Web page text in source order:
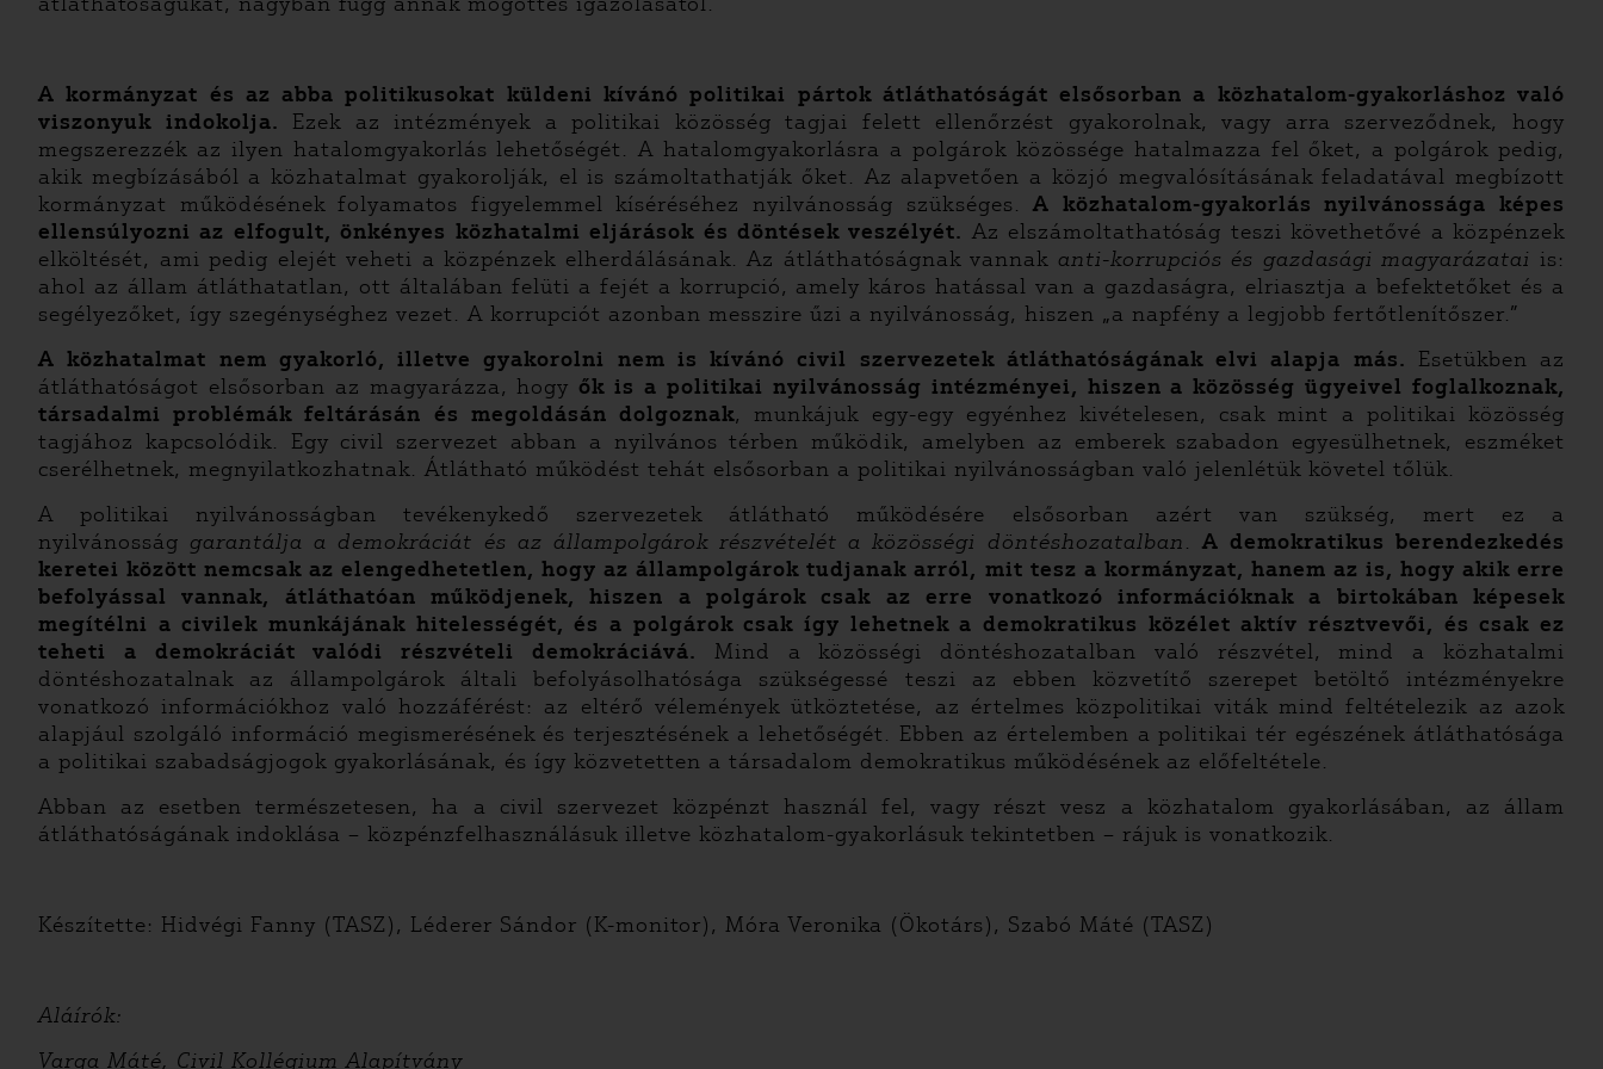
A kormányzat és az abba politikusokat küldeni kívánó politikai pártok átláthatóságát elsősorban a közhatalom-gyakorláshoz való
viszonyuk indokolja. Ezek az intézmények a politikai közösség tagjai felett ellenőrzést gyakorolnak, vagy arra szerveződnek, hogy
megszerezzék az ilyen hatalomgyakorlás lehetőségét. A hatalomgyakorlásra a polgárok közössége hatalmazza fel őket, a polgárok pedig,
akik megbízásából a közhatalmat gyakorolják, el is számoltathatják őket. Az alapvetően a közjó megvalósításának feladatával megbízott
kormányzat működésének folyamatos figyelemmel kíséréséhez nyilvánosság szükséges.A közhatalom-gyakorlás nyilvánossága képes
ellensúlyozni az elfogult, önkényes közhatalmi eljárások és döntések veszélyét. Az elszámoltathatóság teszi követhetővé a közpénzek
elköltését, ami pedig elejét veheti a közpénzek elherdálásának. Az átláthatóságnak vannak anti-korrupciós és gazdasági magyarázatai is:
ahol az állam átláthatatlan, ott általában felüti a fejét a korrupció, amely káros hatással van a gazdaságra, elriasztja a befektetőket és a
segélyezőket, így szegénységhez vezet. A korrupciót azonban messzire űzi a nyilvánosság, hiszen „a napfény a legjobb fertőtlenítőszer.”
A közhatalmat nem gyakorló, illetve gyakorolni nem is kívánó civil szervezetek átláthatóságának elvi alapja más. Esetükben az
átláthatóságot elsősorban az magyarázza, hogy ők is a politikai nyilvánosság intézményei, hiszen a közösség ügyeivel foglalkoznak,
társadalmi problémák feltárásán és megoldásán dolgoznak, munkájuk egy-egy egyénhez kivételesen, csak mint a politikai közösség
tagjához kapcsolódik. Egy civil szervezet abban a nyilvános térben működik, amelyben az emberek szabadon egyesülhetnek, eszméket
cserélhetnek, megnyilatkozhatnak. Átlátható működést tehát elsősorban a politikai nyilvánosságban való jelenlétük követel tőlük.
A politikai nyilvánosságban tevékenykedő szervezetek átlátható működésére elsősorban azért van szükség, mert ez a
nyilvánosság garantálja a demokráciát és az állampolgárok részvételét a közösségi döntéshozatalban. A demokratikus berendezkedés
keretei között nemcsak az elengedhetetlen, hogy az állampolgárok tudjanak arról, mit tesz a kormányzat, hanem az is, hogy akik erre
befolyással vannak, átláthatóan működjenek, hiszen a polgárok csak az erre vonatkozó információknak a birtokában képesek
megítélni a civilek munkájának hitelességét, és a polgárok csak így lehetnek a demokratikus közélet aktív résztvevői, és csak ez
teheti a demokráciát valódi részvételi demokráciává. Mind a közösségi döntéshozatalban való részvétel, mind a közhatalmi
döntéshozatalnak az állampolgárok általi befolyásolhatósága szükségessé teszi az ebben közvetítő szerepet betöltő intézményekre
vonatkozó információkhoz való hozzáférést: az eltérő vélemények ütköztetése, az értelmes közpolitikai viták mind feltételezik az azok
alapjául szolgáló információ megismerésének és terjesztésének a lehetőségét. Ebben az értelemben a politikai tér egészének átláthatósága
a politikai szabadságjogok gyakorlásának, és így közvetetten a társadalom demokratikus működésének az előfeltétele.
Abban az esetben természetesen, ha a civil szervezet közpénzt használ fel, vagy részt vesz a közhatalom gyakorlásában, az állam
átláthatóságának indoklása – közpénzfelhasználásuk illetve közhatalom-gyakorlásuk tekintetben – rájuk is vonatkozik.
Készítette: Hidvégi Fanny (TASZ), Léderer Sándor (K-monitor), Móra Veronika (Ökotárs), Szabó Máté (TASZ)
Aláírók:
Varga Máté, Civil Kollégium Alapítvány